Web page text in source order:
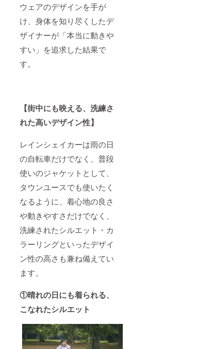
ウェアのデザインを手が
け、身体を知り尽くしたデ
ザイナーが「本当に動きや
すい」を追求した結果で
す。
【街中にも映える、洗練さ
れた高いデザイン性】
レインシェイカーは雨の日
の自転車だけでなく、普段
使いのジャケットとして、
タウンユースでも使いたく
なるように、着心地の良さ
や動きやすさだけでなく、
洗練されたシルエット・カ
ラーリングといったデザイ
ン性の高さも兼ね備えてい
ます。
①晴れの日にも着られる、
こなれたシルエット